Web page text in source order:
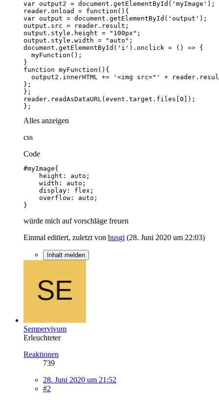
};
Alles anzeigen
css
Code
}
würde mich auf vorschläge freuen
Einmal editiert, zuletzt von busgi (28. Juni 2020 um 22:03)
Inhalt melden
Sempervivum
Erleuchteter
Reaktionen
739
28. Juni 2020 um 21:52
#2